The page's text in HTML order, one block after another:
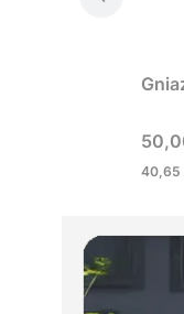
Cena
Cena
40,65